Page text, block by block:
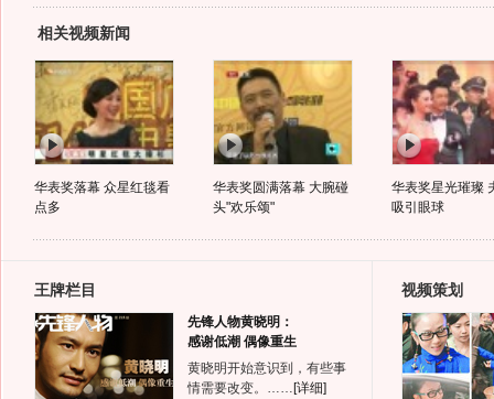
相关视频新闻
华表奖落幕 众星红毯看
点多
华表奖圆满落幕 大腕碰
头"欢乐颂"
华表奖星光璀璨
吸引眼球
王牌栏目
先锋人物黄晓明：
感谢低潮 偶像重生
黄晓明开始意识到，有些事
情需要改变。…… [详细]
视频策划